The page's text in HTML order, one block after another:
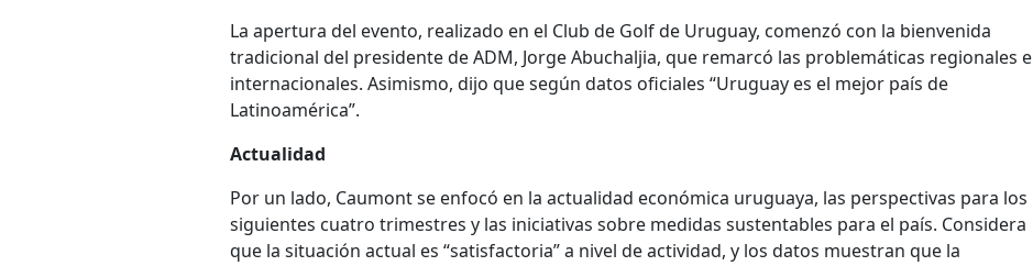
La apertura del evento, realizado en el Club de Golf de Uruguay, comenzó con la bienvenida
tradicional del presidente de ADM, Jorge Abuchaljia, que remarcó las problemáticas regionales e
internacionales. Asimismo, dijo que según datos oficiales “Uruguay es el mejor país de
Latinoamérica”.
Actualidad
Por un lado, Caumont se enfocó en la actualidad económica uruguaya, las perspectivas para los
siguientes cuatro trimestres y las iniciativas sobre medidas sustentables para el país. Considera
que la situación actual es “satisfactoria” a nivel de actividad, y los datos muestran que la